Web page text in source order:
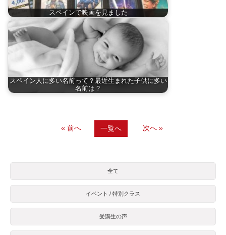
スペインで映画を見ました
スペイン人に多い名前って？最近生まれた子供に多い
名前は？
« 前へ 一覧へ 次へ »
全て
イベント / 特別クラス
受講生の声